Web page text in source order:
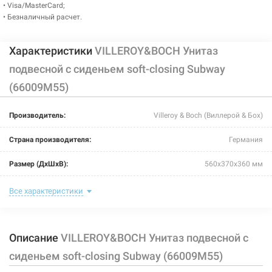
• Visa/MasterCard;
• Безналичный расчет.
ХарактеристикиVILLEROY&BOCH Унитаз
подвесной с сиденьем soft-closing Subway
(66009M55)
Производитель: Villeroy & Boch (Виллерой & Бох)
Страна производителя: Германия
Размер (ДxШxВ): 560x370x360 мм
Тип:
Форма: овальная
Подвод воды:
Все характеристики
Описание VILLEROY&BOCH Унитаз подвесной с
сиденьем soft-closing Subway (66009M55)